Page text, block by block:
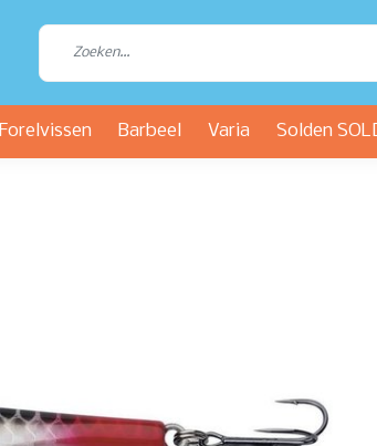
Forelvissen Barbeel Varia Solden